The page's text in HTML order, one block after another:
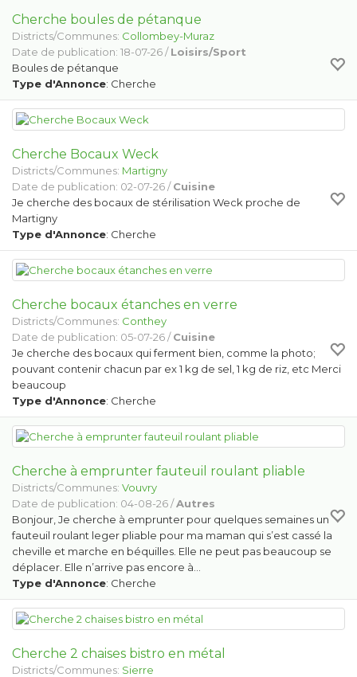
Cherche boules de pétanque
Districts/Communes: Collombey-Muraz
Date de publication: 18-07-26 /Loisirs/Sport
Boules de pétanque
Type d'Annonce: Cherche
Cherche Bocaux Weck
Districts/Communes: Martigny
Date de publication: 02-07-26 /Cuisine
Je cherche des bocaux de stérilisation Weck proche de
Martigny
Type d'Annonce: Cherche
Cherche bocaux étanches en verre
Districts/Communes: Conthey
Date de publication: 05-07-26 /Cuisine
Je cherche des bocaux qui ferment bien, comme la photo;
pouvant contenir chacun par ex 1 kg de sel, 1 kg de riz, etc Merci
beaucoup
Type d'Annonce: Cherche
Cherche à emprunter fauteuil roulant pliable
Districts/Communes: Vouvry
Date de publication: 04-08-26 /Autres
Bonjour, Je cherche à emprunter pour quelques semaines un
fauteuil roulant leger pliable pour ma maman qui s’est cassé la
cheville et marche en béquilles. Elle ne peut pas beaucoup se
déplacer. Elle n’arrive pas encore à…
Type d'Annonce: Cherche
Cherche 2 chaises bistro en métal
Districts/Communes: Sierre